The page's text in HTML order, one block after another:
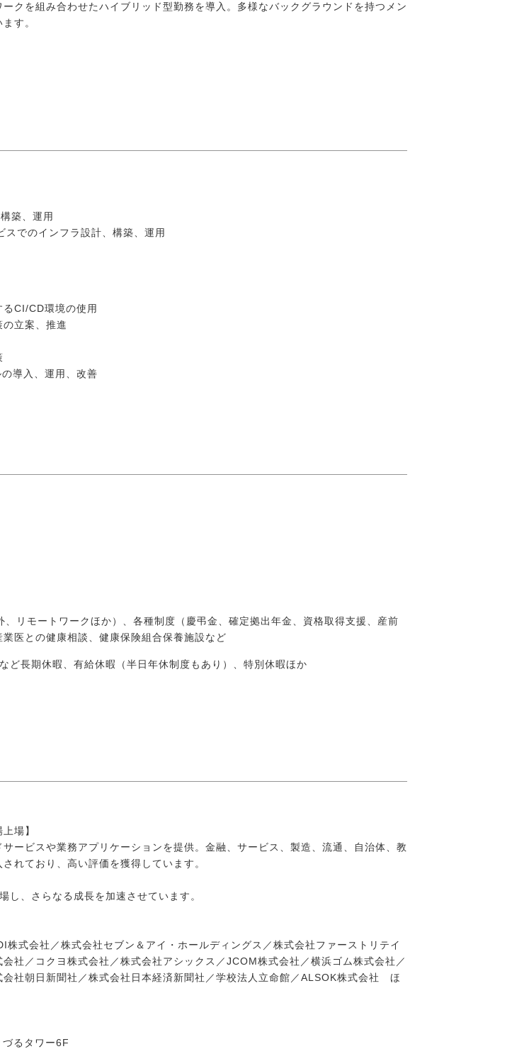
クを組み合わせたハイブリッド型勤務を導入。多様なバックグラウンドを持つメン
す。
築、運用
でのインフラ設計、構築、運用
るCI/CD環境の使用
の立案、推進
導入、運用、改善
リモートワークほか）、各種制度（慶弔金、確定拠出年金、資格取得支援、産前
医との健康相談、健康保険組合保養施設など
ど長期休暇、有給休暇（半日年休制度もあり）、特別休暇ほか
場】
ービスや業務アプリケーションを提供。金融、サービス、製造、流通、自治体、教
れており、高い評価を獲得しています。
、さらなる成長を加速させています。
式会社／株式会社セブン＆アイ・ホールディングス／株式会社ファーストリテイ
社／コクヨ株式会社／株式会社アシックス／JCOM株式会社／横浜ゴム株式会社／
社朝日新聞社／株式会社日本経済新聞社／学校法人立命館／ALSOK株式会社 ほ
るタワー6F